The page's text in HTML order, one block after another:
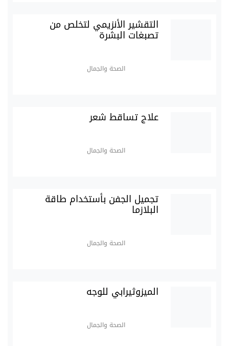
التقشير الأنزيمي لتخلص من
تصبغات البشرة
الصحة والجمال
علاج تساقط شعر
الصحة والجمال
تجميل الجفن بأستخدام طاقة
البلازما
الصحة والجمال
الميزوثيرابي للوجه
الصحة والجمال